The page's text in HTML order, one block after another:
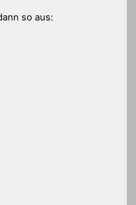
so aus: